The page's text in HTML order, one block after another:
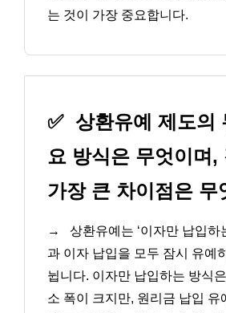
는 것이 가장 중요합니다.
✅ 상환유예 제도의
요 방식은 무엇이며,
가장 큰 차이점은 무
→
상환유예는 ‘이자만 납입하
과 이자 납입을 모두 잠시 유예
뉩니다. 이자만 납입하는 방식
소 폭이 크지만, 원리금 납입 유